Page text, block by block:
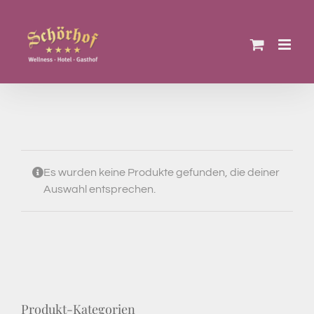
springen
Es wurden keine Produkte gefunden, die deiner
Auswahl entsprechen.
Produkt-Kategorien